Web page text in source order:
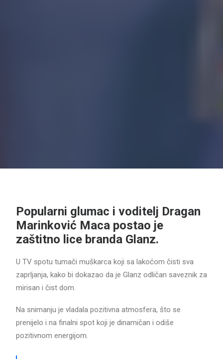
Popularni glumac i voditelj Dragan
Marinković Maca postao je
zaštitno lice branda Glanz.
U TV spotu tumači muškarca koji sa lakoćom čisti sva
zaprljanja, kako bi dokazao da je Glanz odličan saveznik za
mirisan i čist dom.
Na snimanju je vladala pozitivna atmosfera, što se
prenijelo i na finalni spot koji je dinamičan i odiše
pozitivnom energijom.